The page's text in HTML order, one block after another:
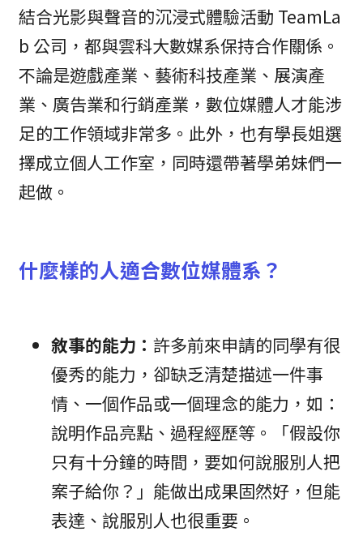
結合光影與聲音的沉浸式體驗活動 TeamLa
b 公司，都與雲科大數媒系保持合作關係。
不論是遊戲產業、藝術科技產業、展演產
業、廣告業和行銷產業，數位媒體人才能涉
足的工作領域非常多。此外，也有學長姐選
擇成立個人工作室，同時還帶著學弟妹們一
起做。
什麼樣的人適合數位媒體系？
敘事的能力： 許多前來申請的同學有很
優秀的能力，卻缺乏清楚描述一件事
情、一個作品或一個理念的能力，如：
說明作品亮點、過程經歷等。「假設你
只有十分鐘的時間，要如何說服別人把
案子給你？」能做出成果固然好，但能
表達、說服別人也很重要。